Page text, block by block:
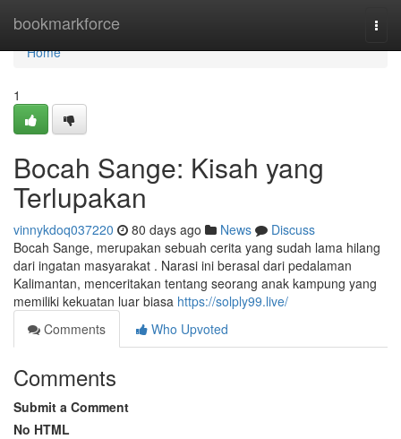
bookmarkforce
Home
Home
1
Bocah Sange: Kisah yang
Terlupakan
vinnykdoq037220 80 days ago News
Discuss
Bocah Sange, merupakan sebuah cerita yang sudah lama hilang
dari ingatan masyarakat . Narasi ini berasal dari pedalaman
Kalimantan, menceritakan tentang seorang anak kampung yang
memiliki kekuatan luar biasa https://solply99.live/
Comments
Who Upvoted
Comments
Submit a Comment
No HTML